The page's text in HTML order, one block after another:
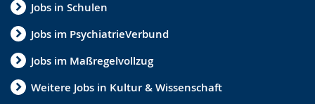
Jobs in Schulen
Jobs im PsychiatrieVerbund
Jobs im Maßregelvollzug
Weitere Jobs in Kultur & Wissenschaft